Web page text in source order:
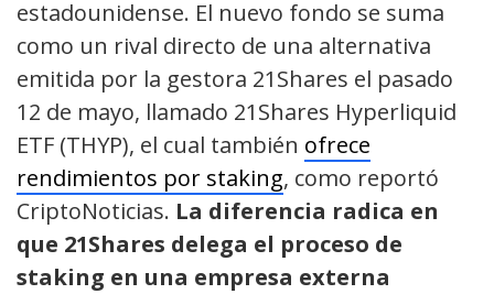
estadounidense. El nuevo fondo se suma
como un rival directo de una alternativa
emitida por la gestora 21Shares el pasado
12 de mayo, llamado 21Shares Hyperliquid
ETF (THYP), el cual también ofrece
rendimientos por staking, como reportó
CriptoNoticias. La diferencia radica en
que 21Shares delega el proceso de
staking en una empresa externa